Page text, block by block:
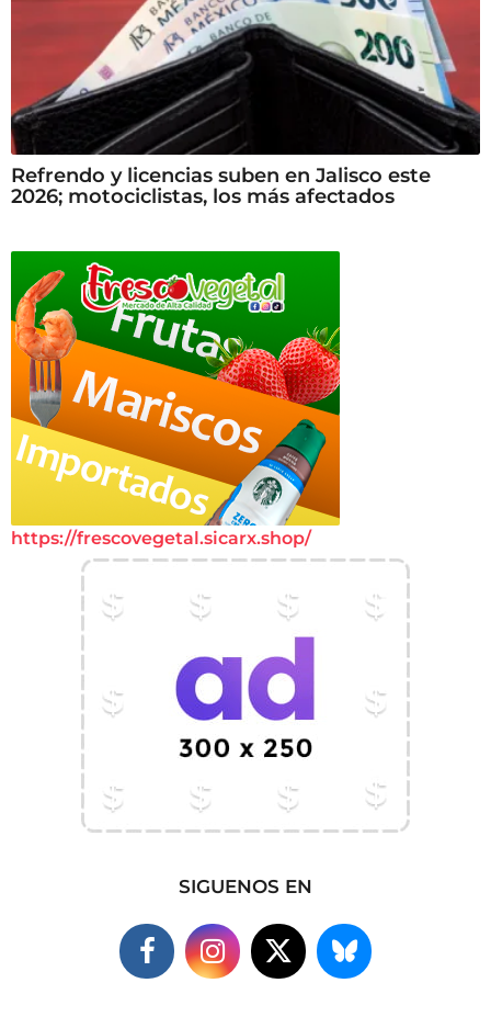
Refrendo y licencias suben en Jalisco este
2026; motociclistas, los más afectados
https://frescovegetal.sicarx.shop/
SIGUENOS EN